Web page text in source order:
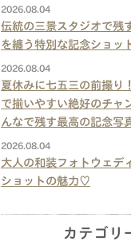
2026.08.04
伝統の三景スタジオで残
を纏う特別な記念ショッ
2026.08.04
夏休みに七五三の前撮り
で揃いやすい絶好のチャ
んなで残す最高の記念写
2026.08.04
大人の和装フォトウェデ
ショットの魅力♡
カテゴリ